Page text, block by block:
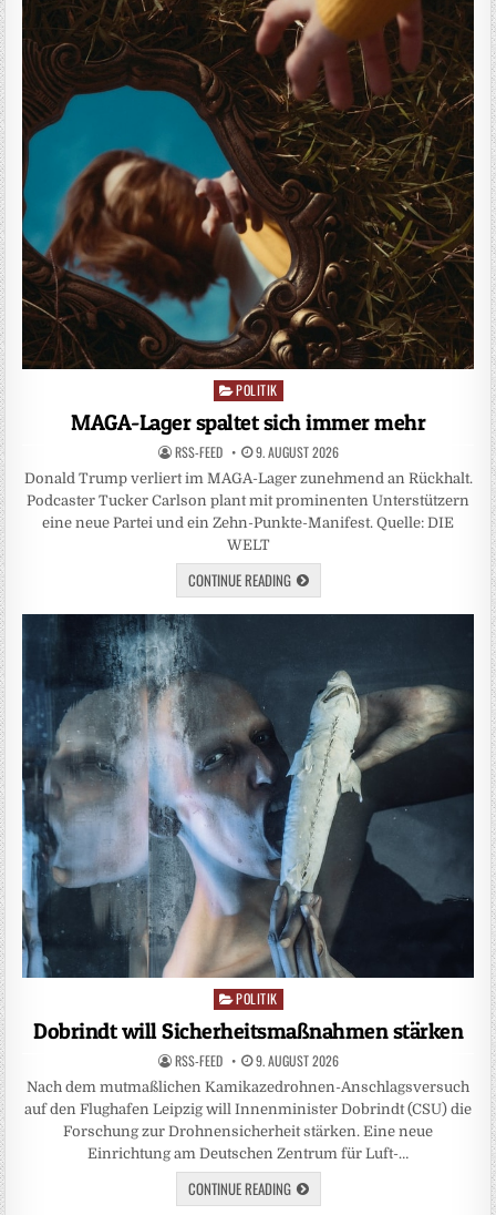
Posted
POLITIK
MAGA-Lager spaltet sich immer mehr
RSS-FEED 9. AUGUST 2026
Donald Trump verliert im MAGA-Lager zunehmend an Rückhalt.
Podcaster Tucker Carlson plant mit prominenten Unterstützern
eine neue Partei und ein Zehn-Punkte-Manifest. Quelle: DIE
WELT
CONTINUE READING
Posted
in
POLITIK
Dobrindt will Sicherheitsmaßnahmen stärken
RSS-FEED 9. AUGUST 2026
Nach dem mutmaßlichen Kamikazedrohnen-Anschlagsversuch
auf den Flughafen Leipzig will Innenminister Dobrindt (CSU) die
Forschung zur Drohnensicherheit stärken. Eine neue
Einrichtung am Deutschen Zentrum für Luft-…
CONTINUE READING